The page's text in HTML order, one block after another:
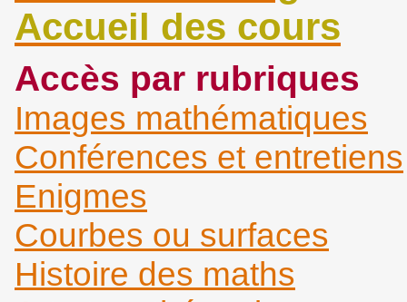
Accueil des cours
Accès par rubriques
Images mathématiques
Conférences et entretiens
Enigmes
Courbes ou surfaces
Histoire des maths